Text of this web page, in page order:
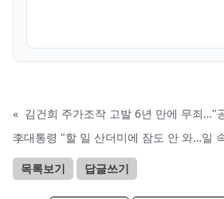
« 김건희 주가조작 고발 6년 만에 무죄…"
李대통령 "할 일 산더미에 잠도 안 와…일
목록보기 답글쓰기